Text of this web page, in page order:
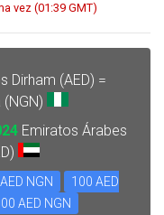
vez (01:39 GMT)
Dirham (AED) =
Emiratos Árabes
NGN
100 AED
AED NGN